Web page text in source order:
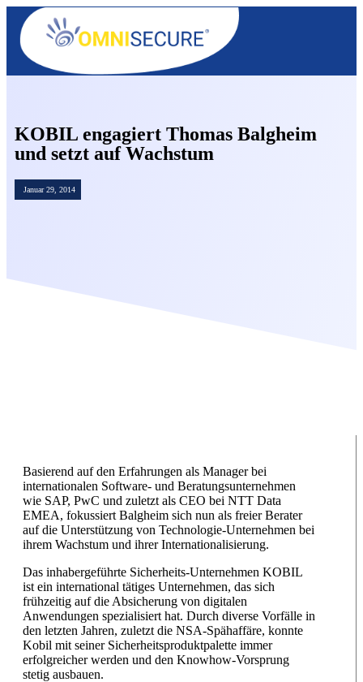
KOBIL engagiert Thomas Balgheim
und setzt auf Wachstum
Januar 29, 2014
Basierend auf den Erfahrungen als Manager bei
internationalen Software- und Beratungsunternehmen
wie SAP, PwC und zuletzt als CEO bei NTT Data
EMEA, fokussiert Balgheim sich nun als freier Berater
auf die Unterstützung von Technologie-Unternehmen bei
ihrem Wachstum und ihrer Internationalisierung.
Das inhabergeführte Sicherheits-Unternehmen KOBIL
ist ein international tätiges Unternehmen, das sich
frühzeitig auf die Absicherung von digitalen
Anwendungen spezialisiert hat. Durch diverse Vorfälle in
den letzten Jahren, zuletzt die NSA-Spähaffäre, konnte
Kobil mit seiner Sicherheitsproduktpalette immer
erfolgreicher werden und den Knowhow-Vorsprung
stetig ausbauen.